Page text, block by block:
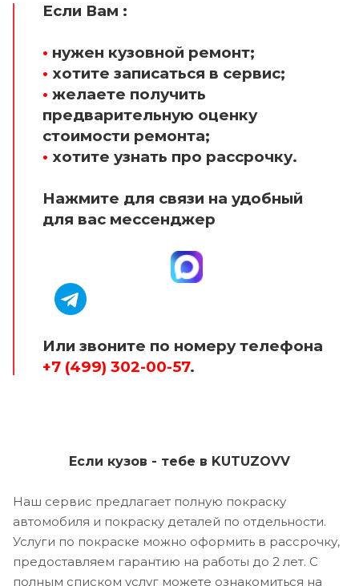
Если Вам :
• нужен кузовной ремонт;
• хотите записаться в сервис;
• желаете получить
предварительную оценку
стоимости ремонта;
• хотите узнать про рассрочку.
Нажмите для связи на удобный
для вас мессенджер
Или звоните по номеру телефона
+7 (499) 302-00-57.
Если кузов - тебе в KUTUZOVV
Наш сервис предлагает полную покраску
автомобиля и покраску деталей по отдельности.
Услуги по покраске можно оформить в рассрочку,
предоставляем гарантию на работы до 2 лет. С
полным списком услуг можете ознакомиться на